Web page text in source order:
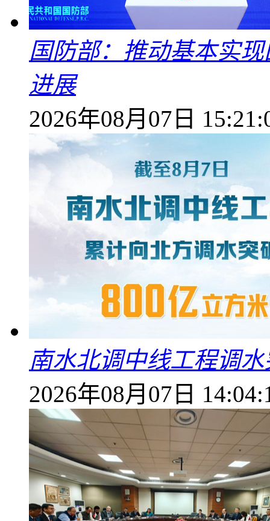
国防部：推动基本实
进展
2026年08月07日
南水北调中线工程调
2026年08月07日